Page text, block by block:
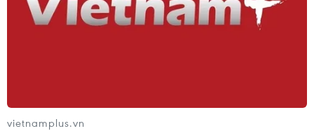
vietnamplus.vn